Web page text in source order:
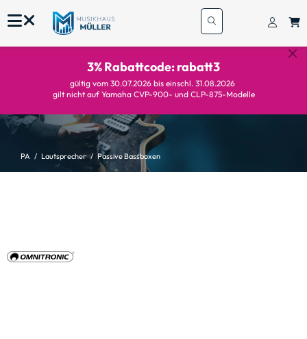
3% Rabattcode: rabatt3
gültig vom 30.07.2026 bis einschl. 31.08.2026
gilt nicht auf Yamaha CVP-900- und CLP-875-Modelle
PA Lautsprecher Passive Bassboxen